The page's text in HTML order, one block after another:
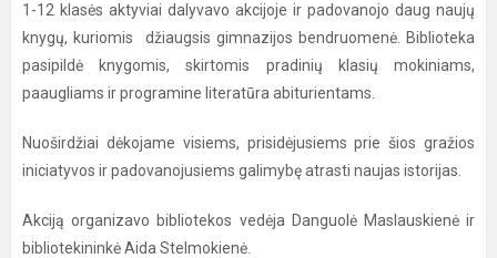
1-12 klasės aktyviai dalyvavo akcijoje ir padovanojo daug naujų
knygų, kuriomis džiaugsis gimnazijos bendruomenė. Biblioteka
pasipildė knygomis, skirtomis pradinių klasių mokiniams,
paaugliams ir programine literatūra abiturientams.
Nuoširdžiai dėkojame visiems, prisidėjusiems prie šios gražios
iniciatyvos ir padovanojusiems galimybę atrasti naujas istorijas.
Akciją organizavo bibliotekos vedėja Danguolė Maslauskienė ir
bibliotekininkė Aida Stelmokienė.